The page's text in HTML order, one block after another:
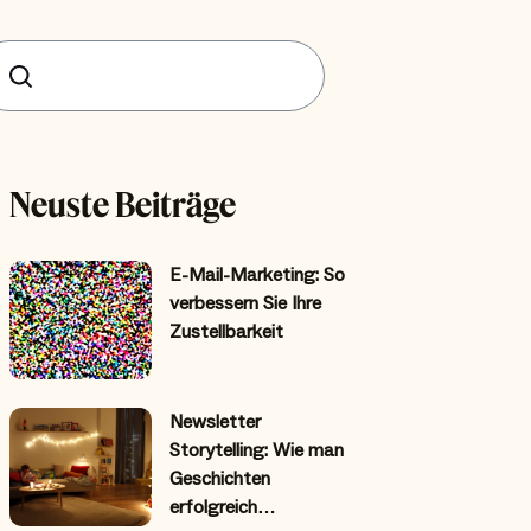
Neuste Beiträge
E-Mail-Marketing: So
verbessern Sie Ihre
Zustellbarkeit
Newsletter
Storytelling: Wie man
Geschichten
erfolgreich…